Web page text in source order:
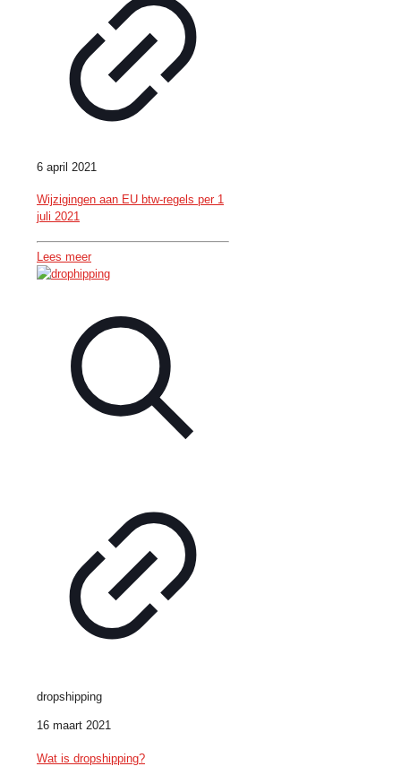
6 april 2021
Wijzigingen aan EU btw-regels per 1
juli 2021
Lees meer
dropshipping
16 maart 2021
Wat is dropshipping?